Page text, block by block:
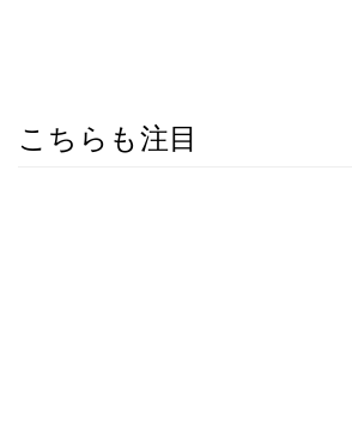
こちらも注目